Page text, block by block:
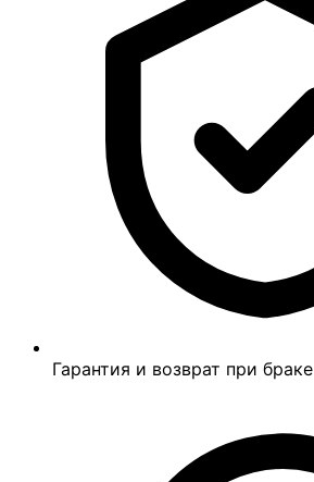
Гарантия и возврат при браке